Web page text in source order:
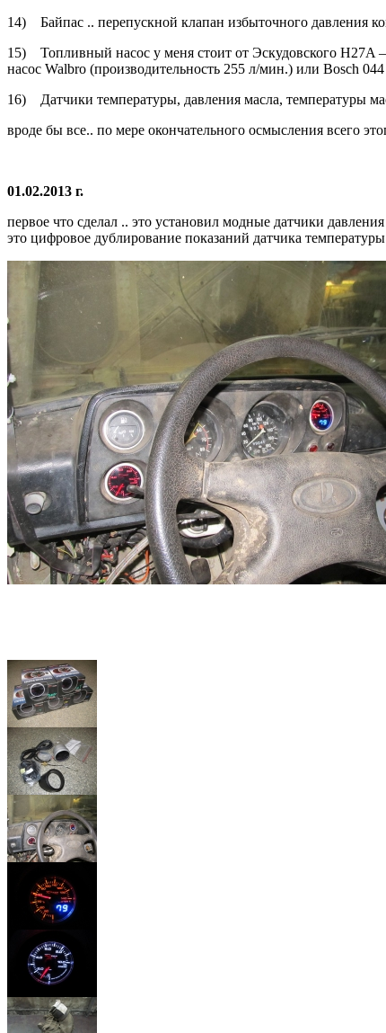
14) Байпас .. перепускной клапан избыточного давления
15) Топливный насос у меня стоит от Эскудовского H27A
насос Walbro (производительность 255 л/мин.) или Bosch
16) Датчики температуры, давления масла, температуры
вроде бы все.. по мере окончательного осмысления всего
01.02.2013 г.
первое что сделал .. это установил модные датчики
это цифровое дублирование показаний датчика